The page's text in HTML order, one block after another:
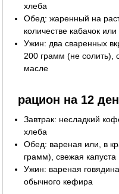
хлеба
Обед: жаренный на
количестве кабачок
Ужин: два сваренных
200 грамм (не солить),
масле
рацион на 12
Завтрак: несладкий
хлеба
Обед: вареная или, в
грамм), свежая
Ужин: вареная
обычного кефира